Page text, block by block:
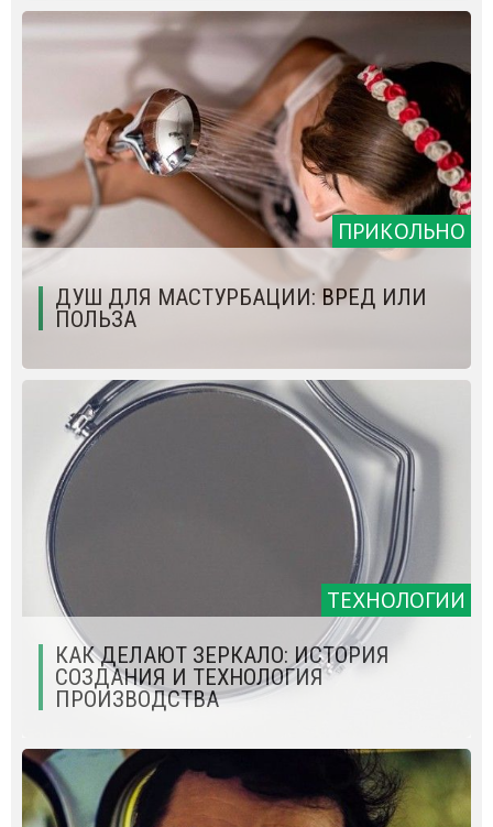
ПРИКОЛЬНО
ДУШ ДЛЯ МАСТУРБАЦИИ: ВРЕД ИЛИ
ПОЛЬЗА
ТЕХНОЛОГИИ
КАК ДЕЛАЮТ ЗЕРКАЛО: ИСТОРИЯ
СОЗДАНИЯ И ТЕХНОЛОГИЯ
ПРОИЗВОДСТВА